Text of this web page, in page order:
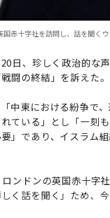
赤十字社を訪問し、話を聞く
日、珍しく政治的な
闘の終結」を訴えた。
中東における紛争で
ている」とし「一刻
」であり、イスラム
ンドンの英国赤十字社
く話を聞く」ため、